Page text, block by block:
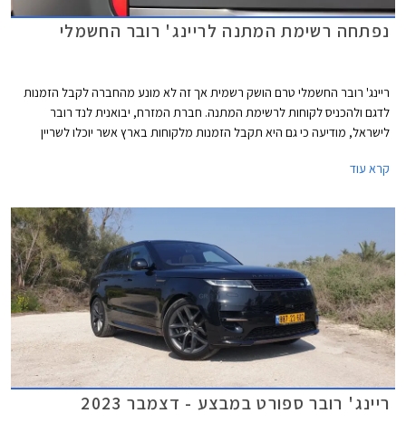
נפתחה רשימת המתנה לריינג' רובר החשמלי
ריינג' רובר החשמלי טרם הושק רשמית אך זה לא מונע מהחברה לקבל הזמנות
לדגם ולהכניס לקוחות לרשימת המתנה. חברת המזרח, יבואנית לנד רובר
לישראל, מודיעה כי גם היא תקבל הזמנות מלקוחות בארץ אשר יוכלו לשריין
קרא עוד
ריינג' רובר ספורט במבצע - דצמבר 2023